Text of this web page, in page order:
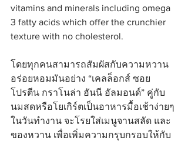
vitamins and minerals including omega
3 fatty acids which offer the crunchier
texture with no cholesterol.
โดยทุกคนสามารถสัมผัสกับความหวาน
อร่อยหอมมันอย่าง “เคลล็อกส์ ซอย
โปรตีน กราโนล่า ฮันนี อัลมอนด์” คู่กับ
นมสดหรือโยเกิร์ตเป็นอาหารมื้อเช้าง่ายๆ
ในวันทำงาน จะโรยใส่เมนูจานสลัด และ
ของหวาน เพื่อเพิ่มความกรุบกรอบให้กับ